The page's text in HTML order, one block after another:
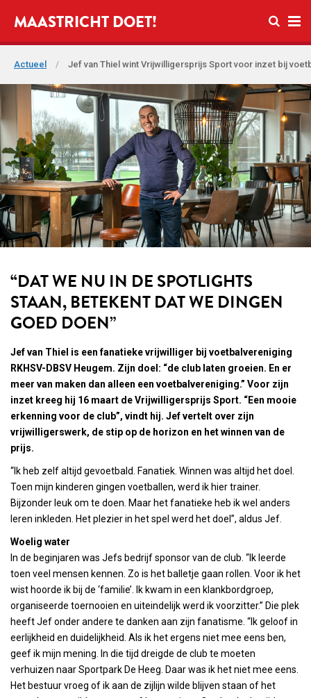
Open
MAASTRICHT DOET!
Actueel / Jef van Thiel wint Vrijwilligersprijs Sport voor inzet bij
“DAT WE NU IN DE SPOTLIGHTS
STAAN, BETEKENT DAT WE DINGEN
GOED DOEN”
Jef van Thiel is een fanatieke vrijwilliger bij voetbalvereniging
RKHSV-DBSV Heugem. Zijn doel: “de club laten groeien. En er
meer van maken dan alleen een voetbalvereniging.” Voor zijn
inzet kreeg hij 16 maart de Vrijwilligersprijs Sport. “Een mooie
erkenning voor de club”, vindt hij. Jef vertelt over zijn
vrijwilligerswerk, de stip op de horizon en het winnen van de
prijs.
“Ik heb zelf altijd gevoetbald. Fanatiek. Winnen was altijd het doel.
Toen mijn kinderen gingen voetballen, werd ik hier trainer.
Bijzonder leuk om te doen. Maar het fanatieke heb ik wel anders
leren inkleden. Het plezier in het spel werd het doel”, aldus Jef.
Woelig water
In de beginjaren was Jefs bedrijf sponsor van de club. “Ik leerde
toen veel mensen kennen. Zo is het balletje gaan rollen. Voor ik het
wist hoorde ik bij de ‘familie’. Ik kwam in een klankbordgroep,
organiseerde toernooien en uiteindelijk werd ik voorzitter.” Die plek
heeft Jef onder andere te danken aan zijn fanatisme. “Ik geloof in
eerlijkheid en duidelijkheid. Als ik het ergens niet mee eens ben,
geef ik mijn mening. In die tijd dreigde de club te moeten
verhuizen naar Sportpark De Heeg. Daar was ik het niet mee eens.
Het bestuur vroeg of ik aan de zijlijn wilde blijven staan of het